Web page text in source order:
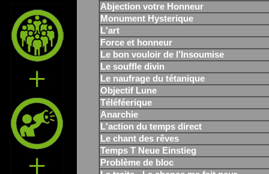
Abjection votre Honneur
Monument Hysterique
L'art
Force et honneur
Le bon vouloir de l’Insoumise
Le souffle divin
Le naufrage du tétanique
Objectif Lune
Téléféerique
Anarchie
L'action du temps direct
Le chant des rêves
Temps T Neue Einstieg
Problème de bloc